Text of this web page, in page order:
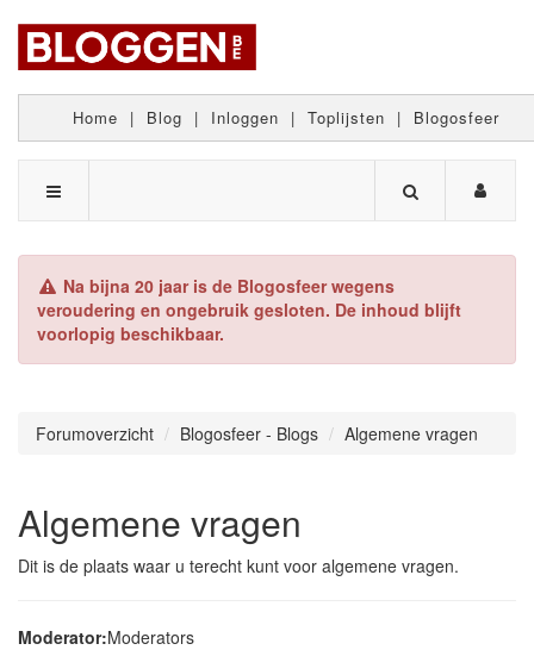
Home | Blog | Inloggen | Toplijsten | Blogosfeer
Na bijna 20 jaar is de Blogosfeer wegens
veroudering en ongebruik gesloten. De inhoud blijft
voorlopig beschikbaar.
Forumoverzicht Blogosfeer - Blogs Algemene vragen
Algemene vragen
Dit is de plaats waar u terecht kunt voor algemene vragen.
Moderator:Moderators